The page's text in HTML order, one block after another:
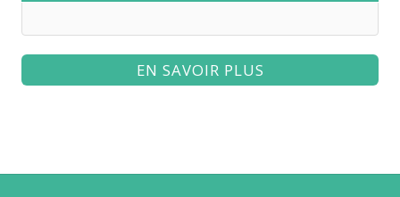
EN SAVOIR PLUS